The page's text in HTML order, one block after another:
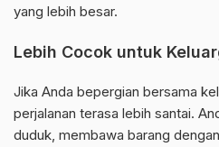
yang lebih besar.
Lebih Cocok untuk
Jika Anda bepergian bersama
perjalanan terasa lebih santai.
duduk, membawa barang